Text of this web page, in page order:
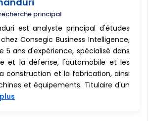
principal
est analyste principal d'études
Consegic Business Intelligence,
5 ans d'expérience, spécialisé dans
et la défense, l'automobile et les
construction et la fabrication, ainsi
et équipements. Titulaire d'un